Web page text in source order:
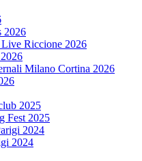
2026
Live Riccione 2026
Milano Cortina 2026
2025
Fest 2025
2024
2024